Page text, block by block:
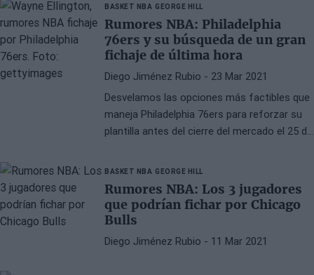
BASKET NBA GEORGE HILL
Rumores NBA: Philadelphia
76ers y su búsqueda de un gran
fichaje de última hora
Diego Jiménez Rubio - 23 Mar 2021
Desvelamos las opciones más factibles que
maneja Philadelphia 76ers para reforzar su
plantilla antes del cierre del mercado el 25 de
BASKET NBA GEORGE HILL
Rumores NBA: Los 3 jugadores
que podrían fichar por Chicago
Bulls
Diego Jiménez Rubio - 11 Mar 2021